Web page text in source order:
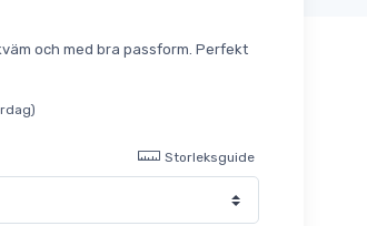
och med bra passform. Perfekt
Storleksguide